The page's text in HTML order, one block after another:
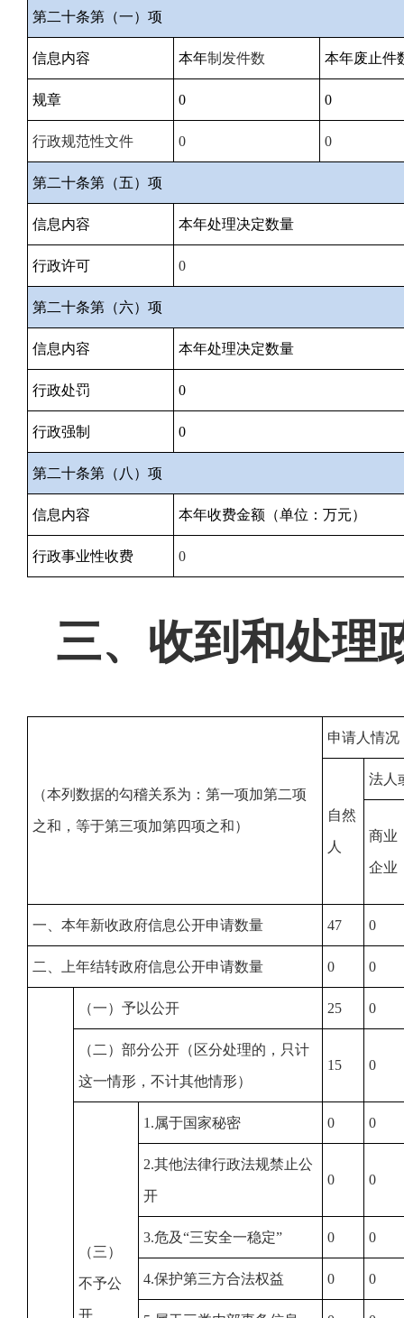
第二十条第（一）项
信息内容 本年制发件数 本年废止件
规章 0 0
行政规范性文件 0 0
第二十条第（五）项
信息内容 本年处理决定数量
行政许可 0
第二十条第（六）项
信息内容 本年处理决定数量
行政处罚 0
行政强制 0
第二十条第（八）项
信息内容 本年收费金额（单位：万元）
行政事业性收费 0
三、收到和处理
（本列数据的勾稽关系为：第一项加第二项
之和，等于第三项加第四项之和）
申请人情况
自然
人
法人
商业
企业
一、本年新收政府信息公开申请数量 47 0
二、上年结转政府信息公开申请数量 0 0
（一）予以公开 25 0
（二）部分公开（区分处理的，只计
这一情形，不计其他情形）
15 0
（三）
不予公
开
1.属于国家秘密 0 0
2.其他法律行政法规禁止公
开
0 0
3.危及“三安全一稳定” 0 0
4.保护第三方合法权益 0 0